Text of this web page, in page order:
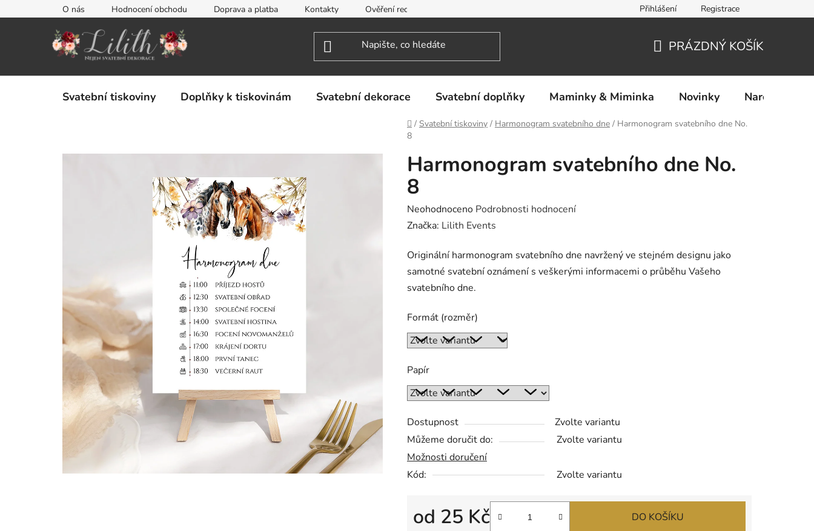
na
O nás Hodnocení obchodu Doprava a platba Kontakty Ověření recenzí Ochrana osobních údajůPřihlášení Registrace
KOŠÍK
PRÁZDNÝ KOŠÍK
Svatební tiskoviny Doplňky k tiskovinám Svatební dekorace Svatební doplňky Maminky & Miminka Novinky Narozeniny
Domů
/ Svatební tiskoviny / Harmonogram svatebního dne / Harmonogram svatebního dne No.
8
Harmonogram svatebního dne No.
8
Průměrné
hodnocení
je
0,0
z
hvězdiček.
Neohodnoceno Podrobnosti hodnocení
Značka: Lilith Events
Originální harmonogram svatebního dne navržený ve stejném designu jako
samotné svatební oznámení s veškerými informacemi o průběhu Vašeho
svatebního dne.
Formát (rozměr)
Papír
Dostupnost
Zvolte variantu
Můžeme doručit do:
Zvolte variantu
Možnosti doručení
Kód:
Zvolte variantu
od 25 Kč DO KOŠÍKU